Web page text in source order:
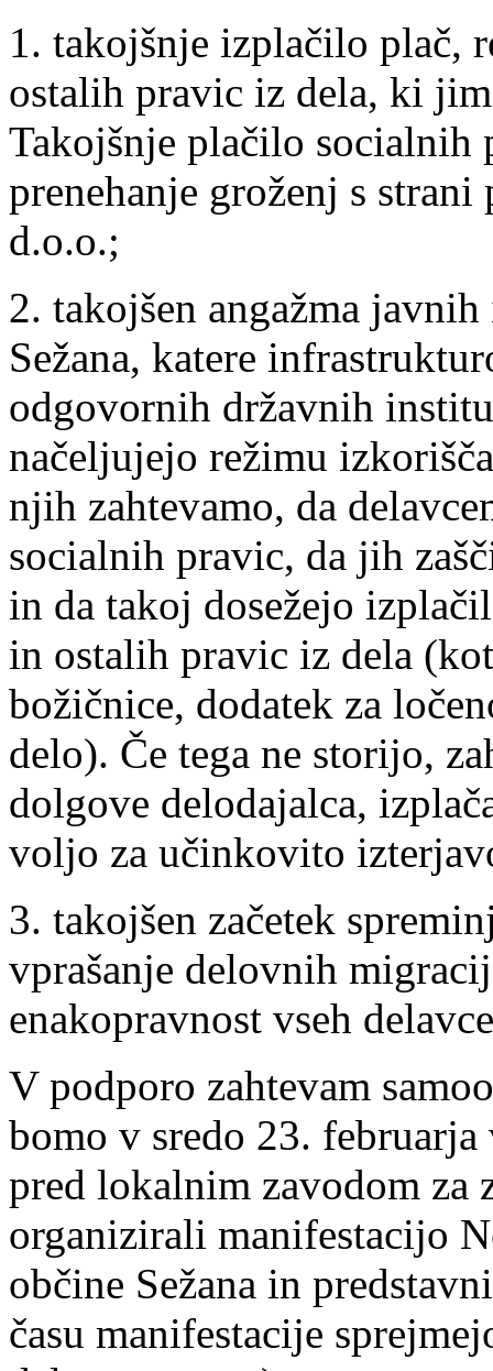
1. takojšnje izplačilo plač,
ostalih pravic iz dela, ki
Takojšnje plačilo socialnih
prenehanje groženj s
d.o.o.;
2. takojšen angažma
Sežana, katere
odgovornih državnih
načeljujejo režimu
njih zahtevamo, da
socialnih pravic, da jih
in da takoj dosežejo
in ostalih pravic iz dela
božičnice, dodatek za
delo). Če tega ne storijo,
dolgove delodajalca,
voljo za učinkovito
3. takojšen začetek
vprašanje delovnih
enakopravnost vseh
V podporo zahtevam
bomo v sredo 23.
pred lokalnim zavodom za
organizirali manifestacijo
občine Sežana in
času manifestacije